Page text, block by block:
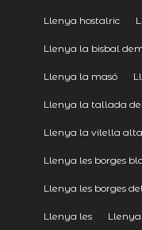
Llenya hostalric
Llenya la bisbal
Llenya la masó
Llenya la tallada
Llenya la vilella alta
Llenya les borges
Llenya les borges
Llenya les